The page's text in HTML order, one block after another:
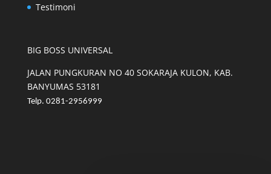
Testimoni
BIG BOSS UNIVERSAL
JALAN PUNGKURAN NO 40 SOKARAJA KULON, KAB.
BANYUMAS 53181
Telp. 0281-2956999